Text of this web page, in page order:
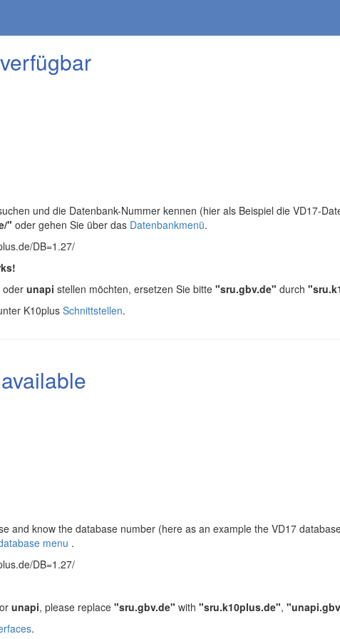
und die Datenbank-Nummer kennen (hier als Beispiel die VD17-
" oder gehen Sie über das Datenbankmenü.
DB=1.27/
oder unapi stellen möchten, ersetzen Sie bitte "sru.gbv.de" durch
K10plus Schnittstellen.
and know the database number (here as an example the VD17
menu .
DB=1.27/
or unapi, please replace "sru.gbv.de" with "sru.k10plus.de",
.